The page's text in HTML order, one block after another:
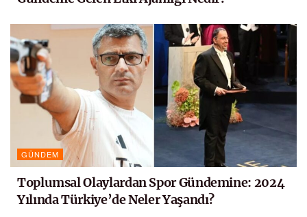
GÜNDEM
Toplumsal Olaylardan Spor Gündemine: 2024
Yılında Türkiye’de Neler Yaşandı?